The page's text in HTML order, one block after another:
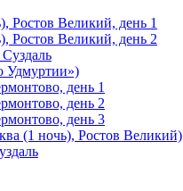
Ростов Великий, день 1
Ростов Великий, день 2
Удмуртии»)
день 1
день 2
день 3
(1 ночь), Ростов Великий)